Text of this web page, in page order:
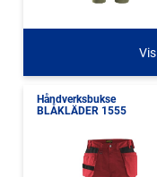
Vis
Håndverksbukse
BLÅKLÄDER 1555